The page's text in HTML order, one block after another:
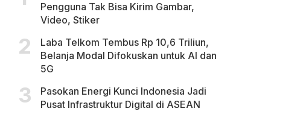
Pengguna Tak Bisa Kirim Gambar,
Video, Stiker
Laba Telkom Tembus Rp 10,6 Triliun,
Belanja Modal Difokuskan untuk AI dan
5G
Pasokan Energi Kunci Indonesia Jadi
Pusat Infrastruktur Digital di ASEAN